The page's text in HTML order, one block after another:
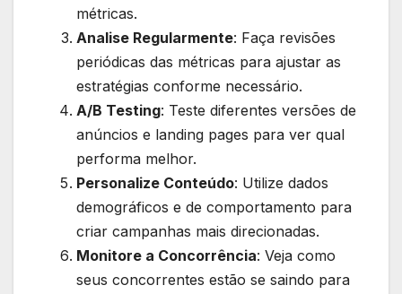
métricas.
Analise Regularmente: Faça revisões
periódicas das métricas para ajustar as
estratégias conforme necessário.
A/B Testing: Teste diferentes versões de
anúncios e landing pages para ver qual
performa melhor.
Personalize Conteúdo: Utilize dados
demográficos e de comportamento para
criar campanhas mais direcionadas.
Monitore a Concorrência: Veja como
seus concorrentes estão se saindo para